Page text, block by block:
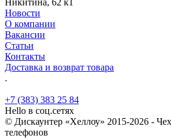
Новости
О компании
Вакансии
Статьи
Контакты
Доставка и возврат товара
.
+7 (383) 383 25 84
Hello в соц.сетях
© Дискаунтер «Хеллоу» 2015-2026 -
телефонов